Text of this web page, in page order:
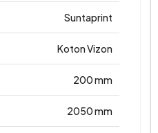
Suntaprint
Koton Vizon
200 mm
2050 mm